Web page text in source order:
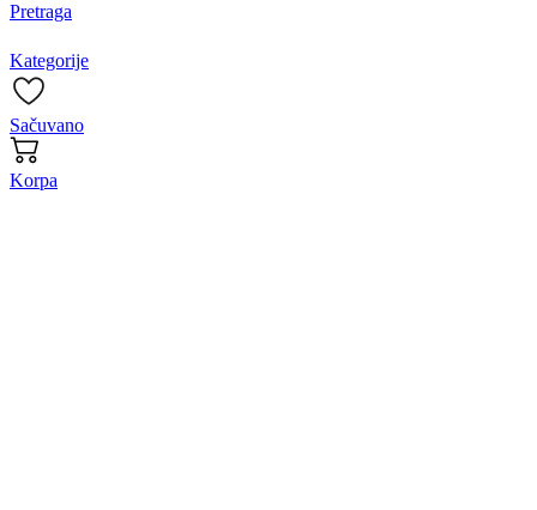
Pretraga
Kategorije
Sačuvano
Korpa